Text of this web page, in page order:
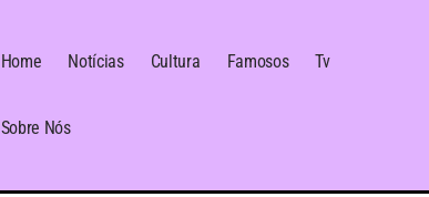
Home Notícias Cultura Famosos Tv
Sobre Nós